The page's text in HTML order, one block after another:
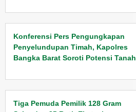
Konferensi Pers Pengungkapan
Penyelundupan Timah, Kapolres
Bangka Barat Soroti Potensi Tanah
Tiga Pemuda Pemilik 128 Gram